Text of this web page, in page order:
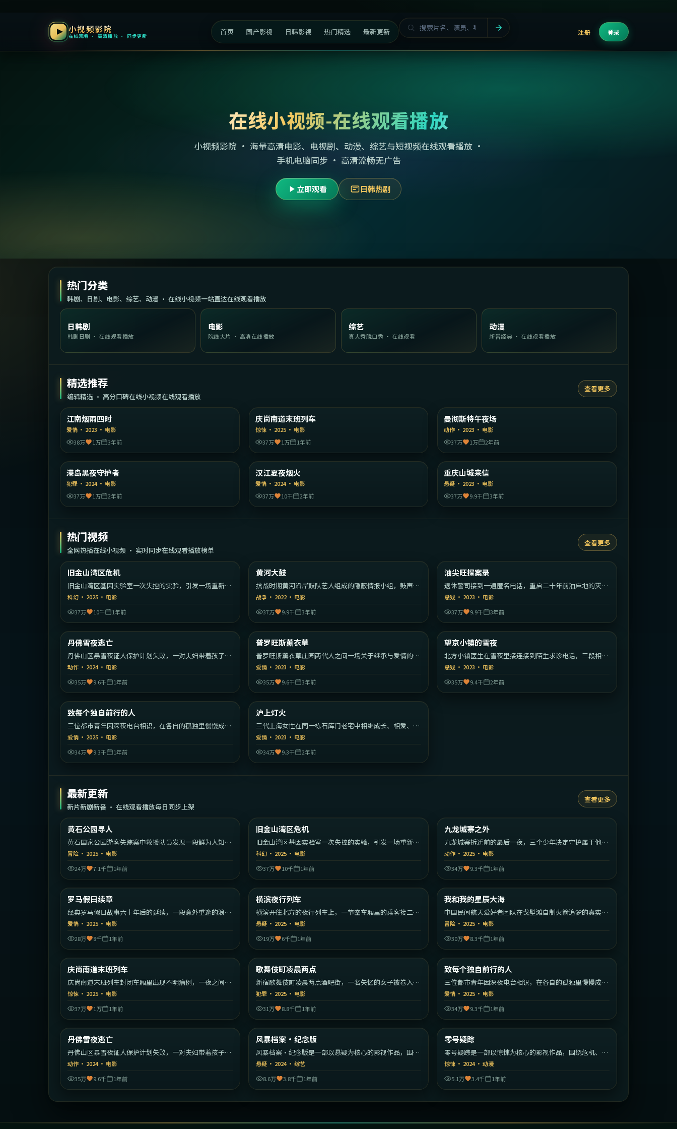
小视频影院
在线观看 · 高清播放 · 同步更新 首页 国产影视 日韩影视 热门精选 最新更新 注册 登录
在线小视频-在线观看播放
小视频影院 · 海量高清电影、电视剧、动漫、综艺与短视频在线观看播放 ·
手机电脑同步 · 高清流畅无广告
立即观看 日韩热剧
热门分类
韩剧、日剧、电影、综艺、动漫 · 在线小视频一站直达在线观看播放
日韩剧
韩剧日剧 · 在线观看播放
电影
院线大片 · 高清在线播放
综艺
真人秀脱口秀 · 在线观看
动漫
新番经典 · 在线观看播放
精选推荐
编辑精选 · 高分口碑在线小视频在线观看播放
查看更多
精选
江南烟雨四时
爱情· 2023 · 电影
38万
1万 3年前
精选
庆尚南道末班列车
惊悚· 2025· 电影
37万
1万 1年前
精选
1:37:23
曼彻斯特午夜场
动作 · 2023 · 电影
37万
1万 2年前
精选
港岛黑夜守护者
犯罪· 2024· 电影
37万
1万 2年前
精选
汉江夏夜烟火
爱情· 2024· 电影
37万
10千 2年前
精选
重庆山城来信
悬疑 · 2023 · 电影
37万
9.9千 3年前
热门视频
全网热播在线小视频 · 实时同步在线观看播放榜单
查看更多
热门
2:06:39
旧金山湾区危机
旧金山湾区基因实验室一次失控的实验，引发一场重新定
义人类的危机。
科幻· 2025· 电影
37万
10千 1年前
热门
黄河大鼓
抗战时期黄河沿岸鼓队艺人组成的隐蔽情报小组，鼓声里
藏着一支军队的密码。
战争· 2022· 电影
37万
9.9千 3年前
热门
1:56:17
油尖旺探案录
退休警司接到一通匿名电话，重启二十年前油麻地的灭门
旧案。
悬疑 · 2023 · 电影
37万
9.9千 3年前
热门
2:25:22
丹佛雪夜逃亡
丹佛山区暴雪夜证人保护计划失败，一对夫妇带着孩子开
始绝命逃亡。
动作· 2024· 电影
35万
9.6千 1年前
热门
1:42:31
普罗旺斯薰衣草
普罗旺斯薰衣草庄园两代人之间一场关于继承与爱情的安
静较量。
爱情· 2023 · 电影
35万
9.6千 3年前
热门
2:00:32
望京小镇的雪夜
北方小镇医生在雪夜里接连接到陌生求诊电话，三段相互
交织的案情逐渐拼出惊人真相。
悬疑 · 2023 · 电影
35万
9.4千 2年前
热门
1:52:23
致每个独自前行的人
三位都市青年因深夜电台相识，在各自的孤独里慢慢成为
彼此的灯塔。
爱情· 2025· 电影
34万
9.3千 1年前
热门
2:05:36
沪上灯火
三代上海女性在同一栋石库门老宅中相继成长、相爱、告
别的年代故事。
爱情· 2023 · 电影
34万
9.3千 2年前
最新更新
新片新剧新番 · 在线观看播放每日同步上架
查看更多
最新
黄石公园寻人
黄石国家公园游客失踪案中救援队员发现一段鲜为人知的
家族秘密。
冒险· 2025· 电影
24万
7.1千 1年前
最新
旧金山湾区危机
旧金山湾区基因实验室一次失控的实验，引发一场重新定
义人类的危机。
科幻· 2025· 电影
37万
10千 1年前
最新
1:53:26
九龙城寨之外
九龙城寨拆迁前的最后一夜，三个少年决定守护属于他们
的江湖。
动作 · 2025 · 电影
34万
9.3千 1年前
最新
罗马假日续章
经典罗马假日故事六十年后的延续，一段意外重逢的浪漫
旅程。
爱情· 2025· 电影
28万
8千 1年前
最新
横滨夜行列车
横滨开往北方的夜行列车上，一节空车厢里的乘客接二连
三消失。
悬疑· 2025· 电影
19万
6千 1年前
最新
我和我的星辰大海
中国民间航天爱好者团队在戈壁滩自制火箭追梦的真实改
编故事。
冒险 · 2025 · 电影
30万
8.3千 1年前
最新
庆尚南道末班列车
庆尚南道末班列车封闭车厢里出现不明病例，一夜之间秩
序崩塌。
惊悚· 2025· 电影
37万
1万 1年前
最新
歌舞伎町凌晨两点
新宿歌舞伎町凌晨两点酒吧街，一名失忆的女子被卷入帮
派权力斗争。
犯罪· 2025· 电影
31万
8.8千 1年前
最新
致每个独自前行的人
三位都市青年因深夜电台相识，在各自的孤独里慢慢成为
彼此的灯塔。
爱情 · 2025 · 电影
34万
9.3千 1年前
最新
丹佛雪夜逃亡
丹佛山区暴雪夜证人保护计划失败，一对夫妇带着孩子开
始绝命逃亡。
动作· 2024· 电影
35万
9.6千 1年前
最新
风暴档案·纪念版
风暴档案·纪念版是一部以悬疑为核心的影视作品，围绕
危机、反转与人物成长展开，整体节奏紧凑，值得推荐观
看。
悬疑· 2024· 综艺
8.6万
3.8千 1年前
最新
零号疑踪
零号疑踪是一部以惊悚为核心的影视作品，围绕危机、反
转与人物成长展开，整体节奏紧凑，值得推荐观看。
惊悚 · 2024·动漫
5.1万
3.4千 1年前